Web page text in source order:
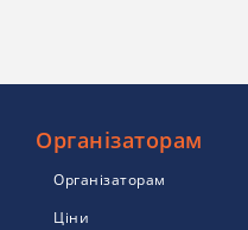
Організаторам
Організаторам
Ціни